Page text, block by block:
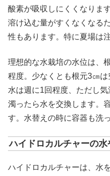
酸素が吸収しにくくなりま
溶け込む量がすくなくなる
性もあります。特に夏場は
理想的な水栽培の水位は、
程度。少なくとも根元3㎝は
水は週に1回程度、ただし
濁ったら水を交換します。
す。水替えの時に容器も洗
ハイドロカルチャーの水
ハイドロカルチャーは、水